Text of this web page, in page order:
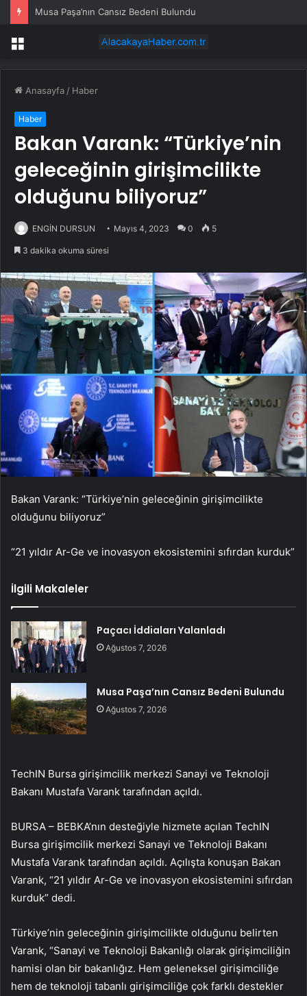
Musa Paşa’nın Cansız Bedeni Bulundu
Menü
Anasayfa / Haber
Haber
Bakan Varank: “Türkiye’nin
geleceğinin girişimcilikte
olduğunu biliyoruz”
ENGİN DURSUN Mayıs 4, 2023 0 5
3 dakika okuma süresi
Bakan Varank: “Türkiye’nin geleceğinin girişimcilikte
olduğunu biliyoruz”
“21 yıldır Ar-Ge ve inovasyon ekosistemini sıfırdan kurduk”
İlgili Makaleler
Paçacı İddiaları Yalanladı
Ağustos 7, 2026
Musa Paşa’nın Cansız Bedeni Bulundu
Ağustos 7, 2026
TechIN Bursa girişimcilik merkezi Sanayi ve Teknoloji
Bakanı Mustafa Varank tarafından açıldı.
BURSA – BEBKA’nın desteğiyle hizmete açılan TechIN
Bursa girişimcilik merkezi Sanayi ve Teknoloji Bakanı
Mustafa Varank tarafından açıldı. Açılışta konuşan Bakan
Varank, “21 yıldır Ar-Ge ve inovasyon ekosistemini sıfırdan
kurduk” dedi.
Türkiye’nin geleceğinin girişimcilikte olduğunu belirten
Varank, “Sanayi ve Teknoloji Bakanlığı olarak girişimciliğin
hamisi olan bir bakanlığız. Hem geleneksel girişimciliğe
hem de teknoloji tabanlı girişimciliğe çok farklı destekler